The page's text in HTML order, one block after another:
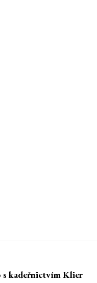
s kadeřnictvím Klier